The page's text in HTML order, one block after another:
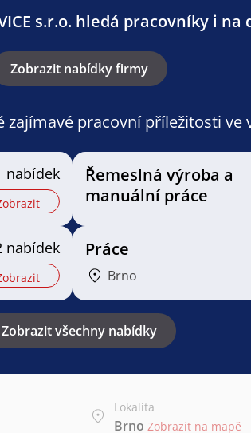
s.r.o. hledá pracovníky i na
Zobrazit nabídky firmy
zajímavé pracovní příležitosti ve
nabídek
Řemeslná výroba a
manuální práce
nabídek Práce
Brno
Zobrazit všechny nabídky
Lokalita
Brno Zobrazit na mapě